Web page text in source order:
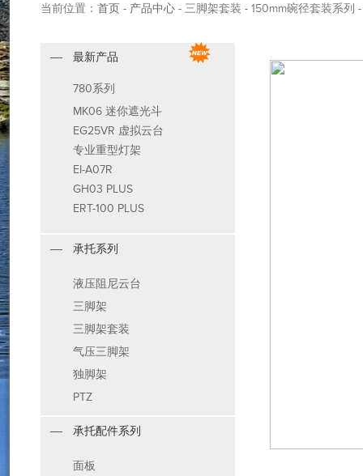
当前位置： 首页 - 产品中心 - 三脚架套装 - 150mm碗径套装系列 -
最新产品
780系列
MK06 迷你遮光斗
EG25VR 虚拟云台
专业重型灯架
EI-A07R
GH03 PLUS
ERT-100 PLUS
承托系列
液压阻尼云台
三脚架
三脚架套装
气压三脚架
独脚架
PTZ
承托配件系列
面板